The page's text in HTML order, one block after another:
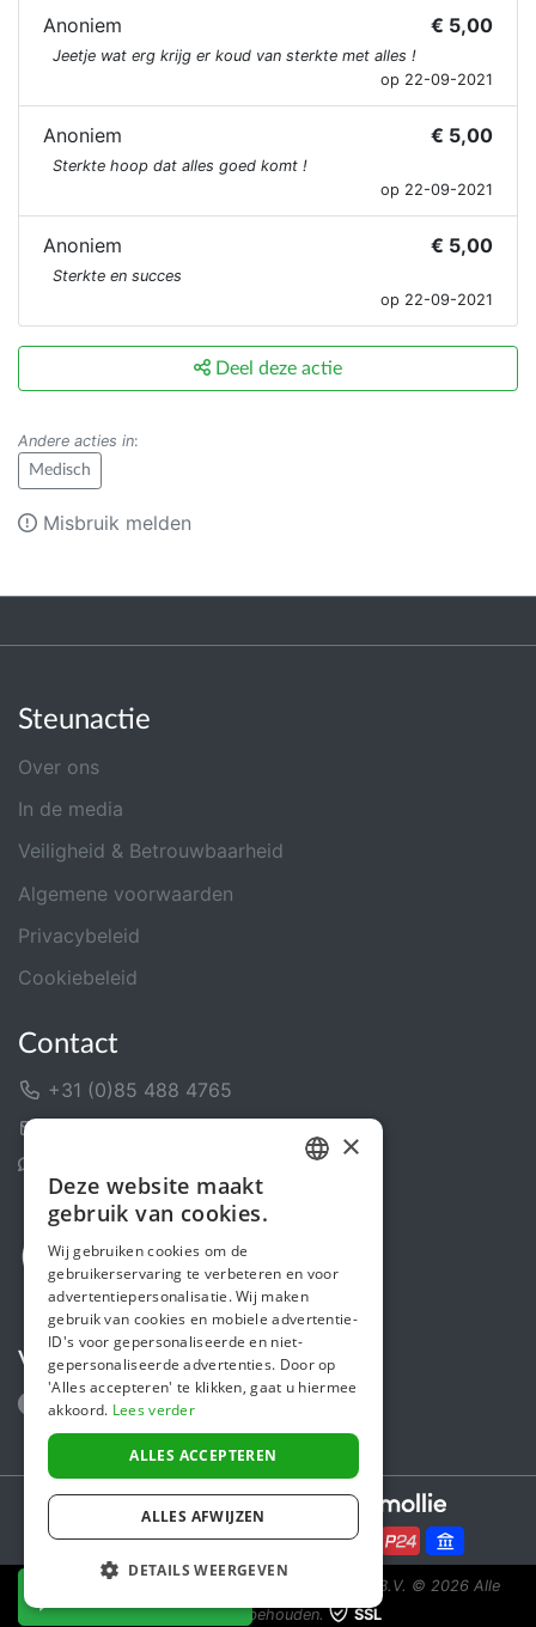
Anoniem € 5,00
Jeetje wat erg krijg er koud van sterkte met alles !
op 22-09-2021
Anoniem € 5,00
Sterkte hoop dat alles goed komt !
op 22-09-2021
Anoniem € 5,00
Sterkte en succes
op 22-09-2021
Deel deze actie
Andere acties in:
Medisch
Misbruik melden
Steunactie
Over ons
In de media
Veiligheid & Betrouwbaarheid
Algemene voorwaarden
Privacybeleid
Cookiebeleid
Contact
+31 (0)85 488 4765
Volg ons
Secure payments powered by
Steunactie is een initiatief van Sponsor Europe B.V. © 2026 Alle
rechten voorbehouden.
SSL
ENGLISH
×
Deze website maakt
gebruik van cookies.
Wij gebruiken cookies om de
gebruikerservaring te verbeteren en voor
advertentiepersonalisatie. Wij maken
gebruik van cookies en mobiele advertentie-
ID's voor gepersonaliseerde en niet-
gepersonaliseerde advertenties. Door op
'Alles accepteren' te klikken, gaat u hiermee
akkoord. Lees verder
ALLES ACCEPTEREN
ALLES AFWIJZEN
DETAILS WEERGEVEN